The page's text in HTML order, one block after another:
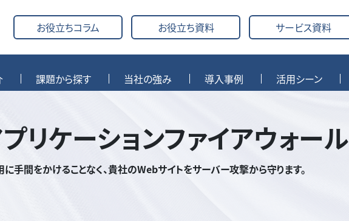
お役立ちコラム お役立ち資料 サービス資料
課題から探す 当社の強み 導入事例 活用シーン
リケーションファイアウォール
手間をかけることなく、貴社のWebサイトをサーバー攻撃から守ります。